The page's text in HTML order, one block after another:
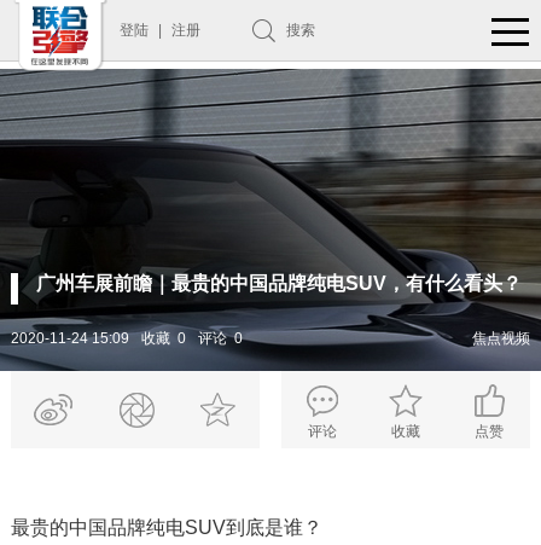
登陆 注册 搜索
广州车展前瞻｜最贵的中国品牌纯电SUV，有什么看头？
2020-11-24 15:09 收藏 0 评论 0 焦点视频
评论 收藏 点赞
最贵的中国品牌纯电SUV到底是谁？